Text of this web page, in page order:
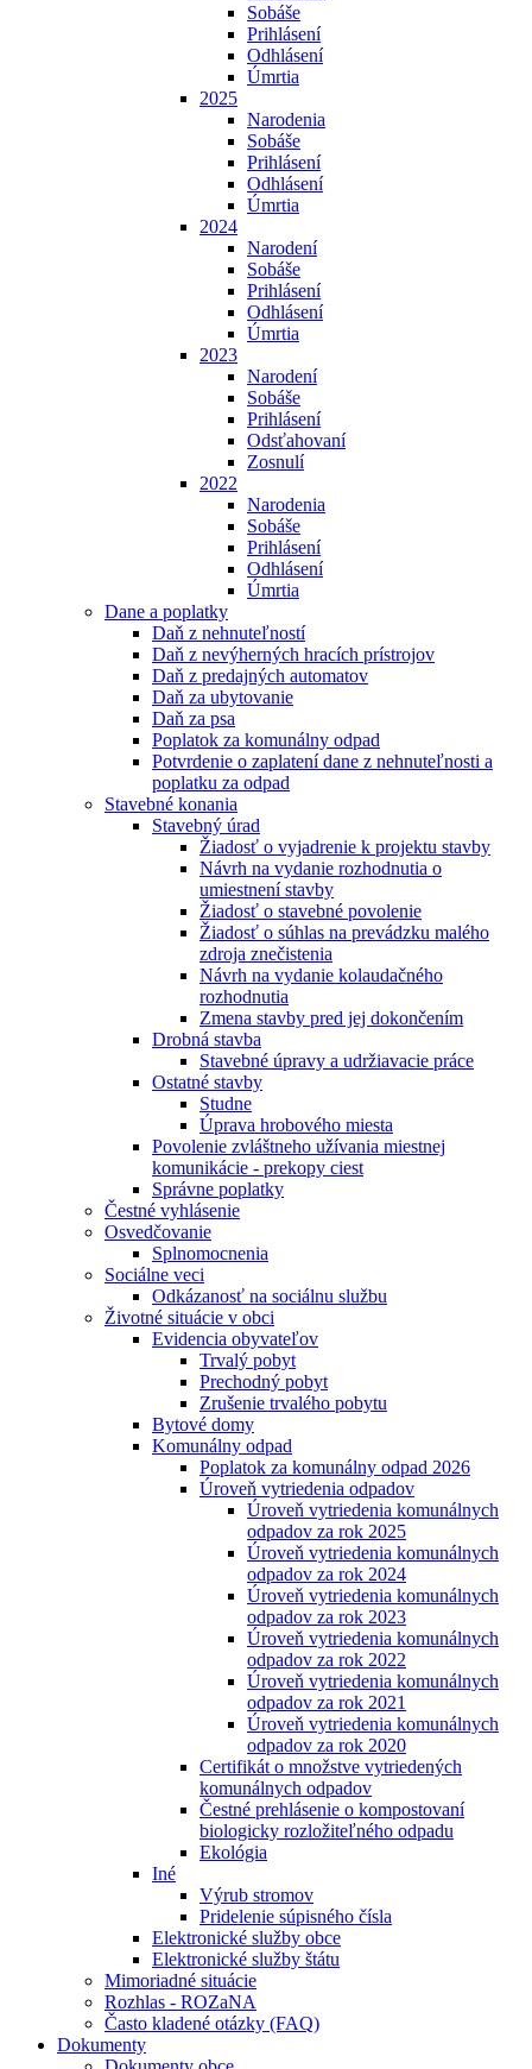
Sobáše
Prihlásení
Odhlásení
Úmrtia
2025
Narodenia
Sobáše
Prihlásení
Odhlásení
Úmrtia
2024
Narodení
Sobáše
Prihlásení
Odhlásení
Úmrtia
2023
Narodení
Sobáše
Prihlásení
Odsťahovaní
Zosnulí
2022
Narodenia
Sobáše
Prihlásení
Odhlásení
Úmrtia
Dane a poplatky
Daň z nehnuteľností
Daň z nevýherných hracích prístrojov
Daň z predajných automatov
Daň za ubytovanie
Daň za psa
Poplatok za komunálny odpad
Potvrdenie o zaplatení dane z nehnuteľnosti a
poplatku za odpad
Stavebné konania
Stavebný úrad
Žiadosť o vyjadrenie k projektu stavby
Návrh na vydanie rozhodnutia o
umiestnení stavby
Žiadosť o stavebné povolenie
Žiadosť o súhlas na prevádzku malého
zdroja znečistenia
Návrh na vydanie kolaudačného
rozhodnutia
Zmena stavby pred jej dokončením
Drobná stavba
Stavebné úpravy a udržiavacie práce
Ostatné stavby
Studne
Úprava hrobového miesta
Povolenie zvláštneho užívania miestnej
komunikácie - prekopy ciest
Správne poplatky
Čestné vyhlásenie
Osvedčovanie
Splnomocnenia
Sociálne veci
Odkázanosť na sociálnu službu
Životné situácie v obci
Evidencia obyvateľov
Trvalý pobyt
Prechodný pobyt
Zrušenie trvalého pobytu
Bytové domy
Komunálny odpad
Poplatok za komunálny odpad 2026
Úroveň vytriedenia odpadov
Úroveň vytriedenia komunálnych
odpadov za rok 2025
Úroveň vytriedenia komunálnych
odpadov za rok 2024
Úroveň vytriedenia komunálnych
odpadov za rok 2023
Úroveň vytriedenia komunálnych
odpadov za rok 2022
Úroveň vytriedenia komunálnych
odpadov za rok 2021
Úroveň vytriedenia komunálnych
odpadov za rok 2020
Certifikát o množstve vytriedených
komunálnych odpadov
Čestné prehlásenie o kompostovaní
biologicky rozložiteľného odpadu
Ekológia
Iné
Výrub stromov
Pridelenie súpisného čísla
Elektronické služby obce
Elektronické služby štátu
Mimoriadné situácie
Rozhlas - ROZaNA
Často kladené otázky (FAQ)
Dokumenty